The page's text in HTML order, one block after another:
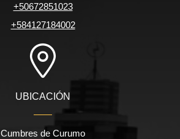
+50672851023
+584127184002
UBICACIÓN
Cumbres de Curumo